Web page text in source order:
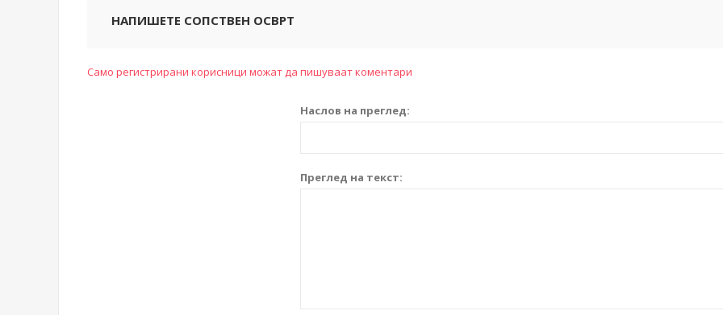
НАПИШЕТЕ СОПСТВЕН ОСВРТ
Само регистрирани корисници можат да пишуваат коментари
Наслов на преглед:
Преглед на текст: